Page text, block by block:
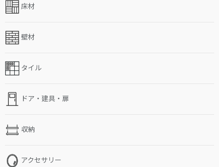
床材
壁材
タイル
ドア・建具・扉
収納
アクセサリー